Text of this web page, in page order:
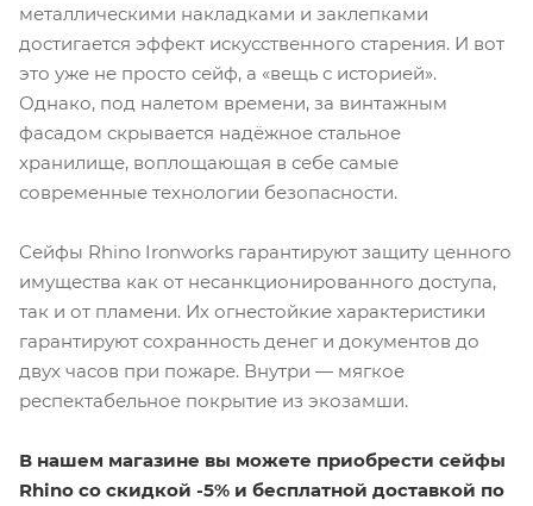
металлическими накладками и заклепками
достигается эффект искусственного старения. И вот
это уже не просто сейф, а «вещь с историей».
Однако, под налетом времени, за винтажным
фасадом скрывается надёжное стальное
хранилище, воплощающая в себе самые
современные технологии безопасности.
Сейфы Rhino Ironworks гарантируют защиту ценного
имущества как от несанкционированного доступа,
так и от пламени. Их огнестойкие характеристики
гарантируют сохранность денег и документов до
двух часов при пожаре. Внутри — мягкое
респектабельное покрытие из экозамши.
В нашем магазине вы можете приобрести сейфы
Rhino со скидкой -5% и бесплатной доставкой по